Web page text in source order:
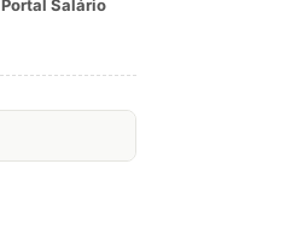
Portal Salário